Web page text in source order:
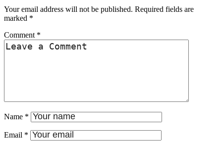
Your email address will not be published. Required fields are
marked *
Comment *
Name *
Email *